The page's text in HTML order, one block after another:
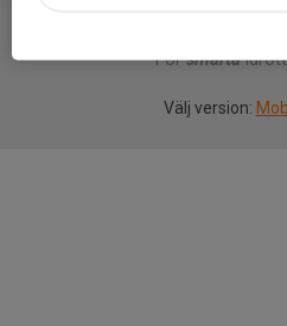
Försmarta
Välj version: